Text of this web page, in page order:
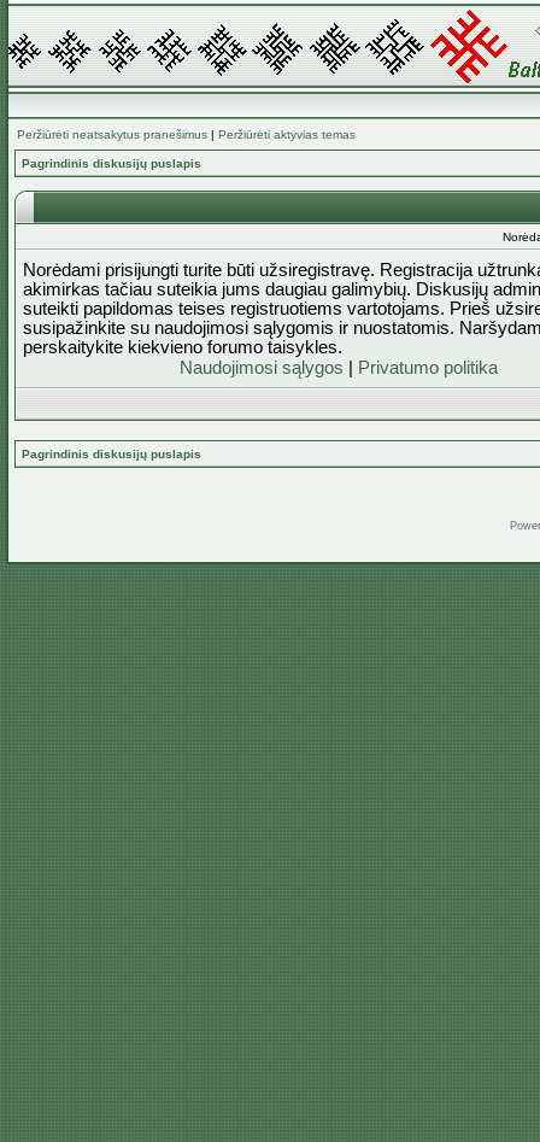
Peržiūrėti neatsakytus pranešimus | Peržiūrėti aktyvias temas
Pagrindinis diskusijų puslapis
Norėdami prisijungti turite būti užsiregistravę. Registracija
akimirkas tačiau suteikia jums daugiau galimybių. Diskusijų
suteikti papildomas teises registruotiems vartotojams. Prieš
susipažinkite su naudojimosi sąlygomis ir nuostatomis.
perskaitykite kiekvieno forumo taisykles.
Naudojimosi sąlygos
Privatumo politika
Pagrindinis diskusijų puslapis